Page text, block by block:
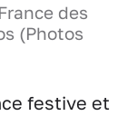
des
(Photos
festive et